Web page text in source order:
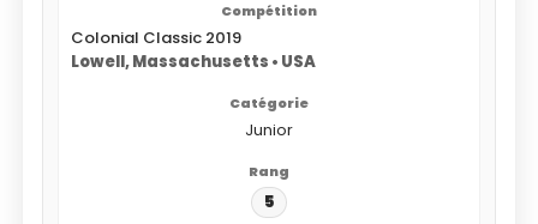
Colonial Classic 2019
Lowell, Massachusetts • USA
Junior
5